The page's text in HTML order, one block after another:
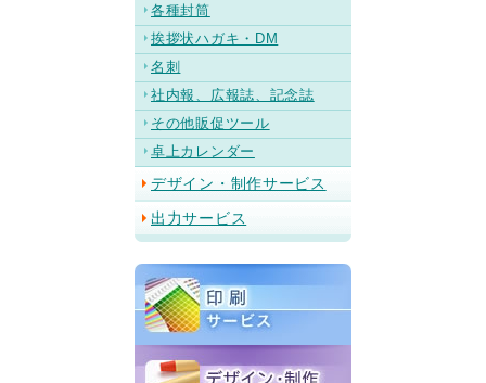
各種封筒
挨拶状ハガキ・DM
名刺
社内報、広報誌、記念誌
その他販促ツール
卓上カレンダー
デザイン・制作サービス
出力サービス